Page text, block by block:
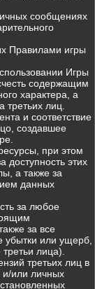
сообщениях
Правилами игры
Игры
содержащим
характера, а
лиц.
и соответствие
создавшее
при этом
доступность этих
а также за
данных
за любое
за все
убытки или ущерб,
лица).
третьих лиц в
или личных